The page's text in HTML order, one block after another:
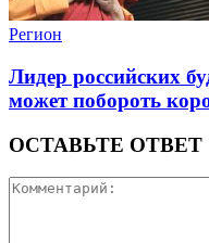
Регион
Лидер российских
может побороть
ОСТАВЬТЕ ОТВЕТ